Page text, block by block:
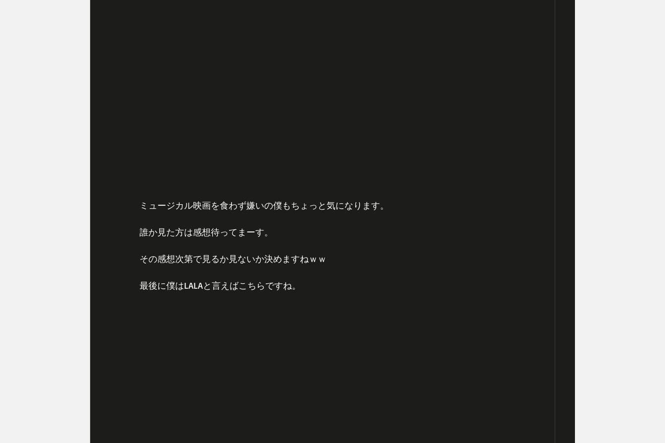
ミュージカル映画を食わず嫌いの僕もちょっと気になります。
誰か見た方は感想待ってまーす。
その感想次第で見るか見ないか決めますねｗｗ
最後に僕はLALAと言えばこちらですね。